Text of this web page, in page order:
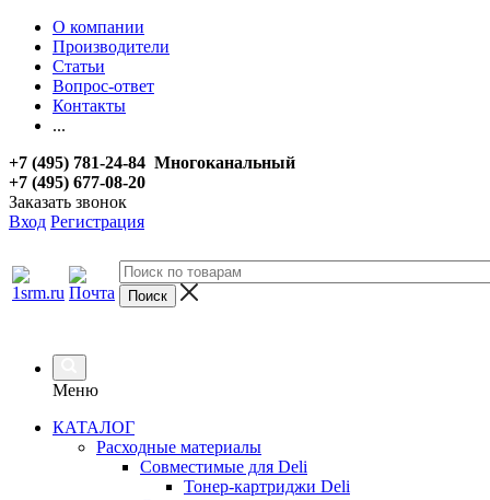
О компании
Производители
Статьи
Вопрос-ответ
Контакты
...
+7 (495) 781-24-84 Многоканальный
+7 (495) 677-08-20
Заказать звонок
Вход Регистрация
Меню
КАТАЛОГ
Расходные материалы
Совместимые для Deli
Тонер-картриджи Deli